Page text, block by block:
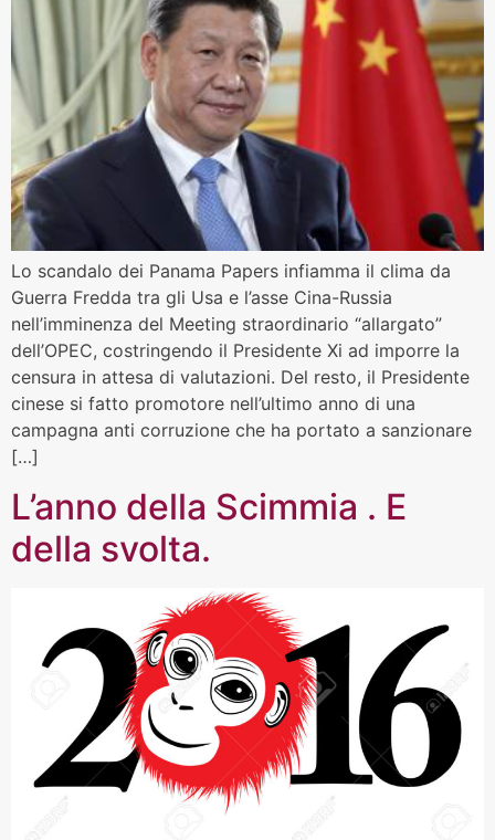
Lo scandalo dei Panama Papers infiamma il clima da
Guerra Fredda tra gli Usa e l’asse Cina-Russia
nell’imminenza del Meeting straordinario “allargato”
dell’OPEC, costringendo il Presidente Xi ad imporre la
censura in attesa di valutazioni. Del resto, il Presidente
cinese si fatto promotore nell’ultimo anno di una
campagna anti corruzione che ha portato a sanzionare
[…]
L’anno della Scimmia . E
della svolta.